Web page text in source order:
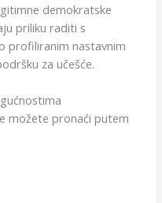
demokratske
priliku raditi s
profiliranim nastavnim
za učešće.
možete pronaći putem